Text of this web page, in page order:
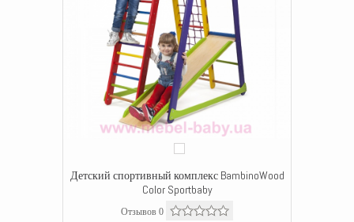
Детский спортивный комплекс BambinoWood
Color Sportbaby
Отзывов 0